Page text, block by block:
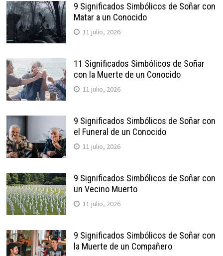
9 Significados Simbólicos de Soñar con
Matar a un Conocido
11 julio, 2026
11 Significados Simbólicos de Soñar
con la Muerte de un Conocido
11 julio, 2026
9 Significados Simbólicos de Soñar con
el Funeral de un Conocido
11 julio, 2026
9 Significados Simbólicos de Soñar con
un Vecino Muerto
11 julio, 2026
9 Significados Simbólicos de Soñar con
la Muerte de un Compañero